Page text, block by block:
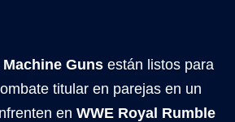
Guns están listos para
titular en parejas en un
en WWE Royal Rumble